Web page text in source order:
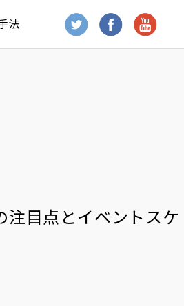
法
目点とイベントスケ